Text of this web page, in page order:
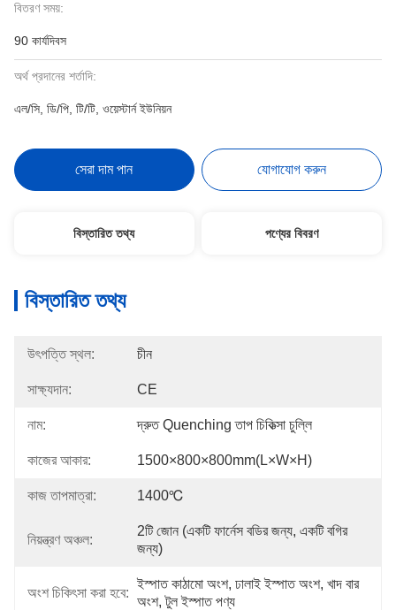
বিতরণ সময়:
90 কার্যদিবস
অর্থ প্রদানের শর্তাদি:
এল/সি, ডি/পি, টি/টি, ওয়েস্টার্ন ইউনিয়ন
সেরা দাম পান যোগাযোগ করুন
বিস্তারিত তথ্য পণ্যের বিবরণ
বিস্তারিত তথ্য
উৎপত্তি স্থল: চীন
সাক্ষ্যদান: CE
নাম: দ্রুত Quenching তাপ চিকিত্সা চুল্লি
কাজের আকার: 1500×800×800mm(L×W×H)
কাজ তাপমাত্রা: 1400℃
নিয়ন্ত্রণ অঞ্চল:
2টি জোন (একটি ফার্নেস বডির জন্য, একটি বগির
জন্য)
অংশ চিকিৎসা করা হবে:
ইস্পাত কাঠামো অংশ, ঢালাই ইস্পাত অংশ, খাদ বার
অংশ, টুল ইস্পাত পণ্য